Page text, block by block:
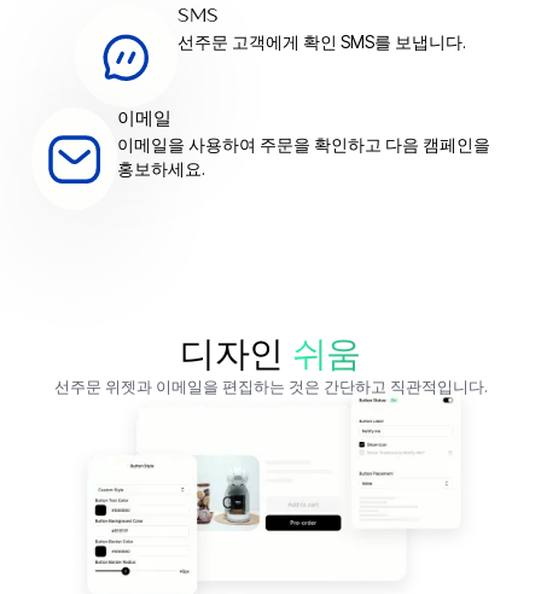
SMS
선주문 고객에게 확인 SMS를 보냅니다.
이메일
이메일을 사용하여 주문을 확인하고 다음 캠페인을
홍보하세요.
디자인 쉬움
선주문 위젯과 이메일을 편집하는 것은 간단하고 직관적입니다.